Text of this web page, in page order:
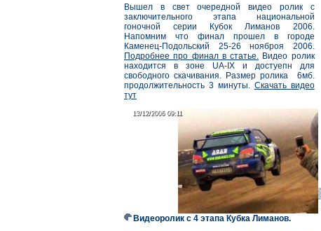
Вышел в свет очередной видео ролик с
заключительного этапа национальной
гоночной серии Кубок Лиманов 2006.
Напомним что финал прошел в городе
Каменец-Подольский 25-26 нояброя 2006.
Подробнее про финал в статье. Видео ролик
находится в зоне UA-IX и достуепн для
свободного скачивания. Размер ролика 6мб.
продолжительность 3 минуты. Скачать видео
тут
13/12/2006 09:11
13/12/2006 09:11
Видеоролик с 4 этапа Кубка Лиманов.